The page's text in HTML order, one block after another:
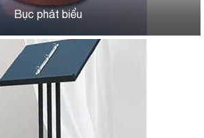
Bục phát biểu